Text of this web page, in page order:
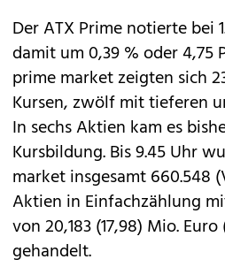
Der ATX Prime notierte bei
damit um 0,39 % oder 4,75
prime market zeigten sich
Kursen, zwölf mit tieferen
In sechs Aktien kam es
Kursbildung. Bis 9.45 Uhr
market insgesamt 660.548
Aktien in Einfachzählung
von 20,183 (17,98) Mio.
gehandelt.